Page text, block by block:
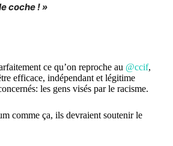
coche ! »
ce qu’on reproche au @ccif,
efficace, indépendant et légitime
les gens visés par le racisme.
comme ça, ils devraient soutenir le